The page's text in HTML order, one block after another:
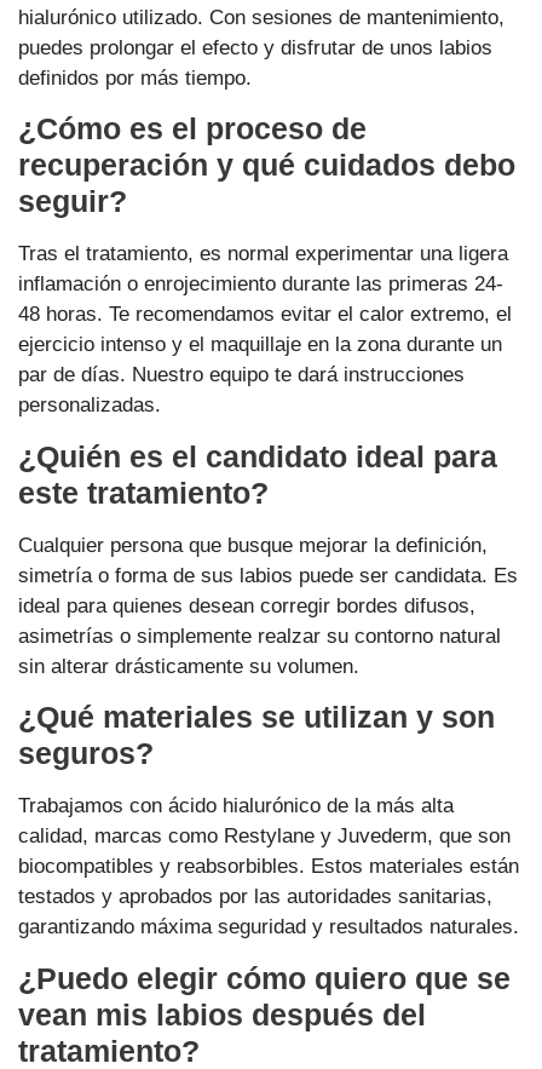
hialurónico utilizado. Con sesiones de mantenimiento,
puedes prolongar el efecto y disfrutar de unos labios
definidos por más tiempo.
¿Cómo es el proceso de
recuperación y qué cuidados debo
seguir?
Tras el tratamiento, es normal experimentar una ligera
inflamación o enrojecimiento durante las primeras 24-
48 horas. Te recomendamos evitar el calor extremo, el
ejercicio intenso y el maquillaje en la zona durante un
par de días. Nuestro equipo te dará instrucciones
personalizadas.
¿Quién es el candidato ideal para
este tratamiento?
Cualquier persona que busque mejorar la definición,
simetría o forma de sus labios puede ser candidata. Es
ideal para quienes desean corregir bordes difusos,
asimetrías o simplemente realzar su contorno natural
sin alterar drásticamente su volumen.
¿Qué materiales se utilizan y son
seguros?
Trabajamos con ácido hialurónico de la más alta
calidad, marcas como Restylane y Juvederm, que son
biocompatibles y reabsorbibles. Estos materiales están
testados y aprobados por las autoridades sanitarias,
garantizando máxima seguridad y resultados naturales.
¿Puedo elegir cómo quiero que se
vean mis labios después del
tratamiento?